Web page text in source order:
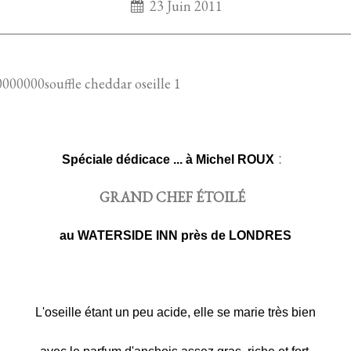
23 Juin 2011
Spéciale dédicace ... à Michel ROUX :
GRAND CHEF ÉTOILÉ
au WATERSIDE INN près de LONDRES
L'oseille étant un peu acide, elle se marie très bien